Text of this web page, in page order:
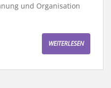
und Organisation
WEITERLESEN